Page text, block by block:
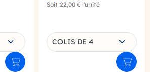
Ajouter au panier
Soit 22,00 € l'unité
Choisissez une déclinaison
COLIS DE 4